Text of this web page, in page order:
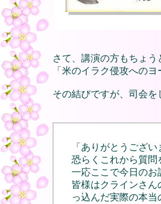
さて、講演の方もちょう
「米のイラク侵攻への
その結びですが、司会
「ありがとうござい
恐らくこれから質問
一応ここで今日のお
皆様はクラインさ
っ込んだ実際の本当